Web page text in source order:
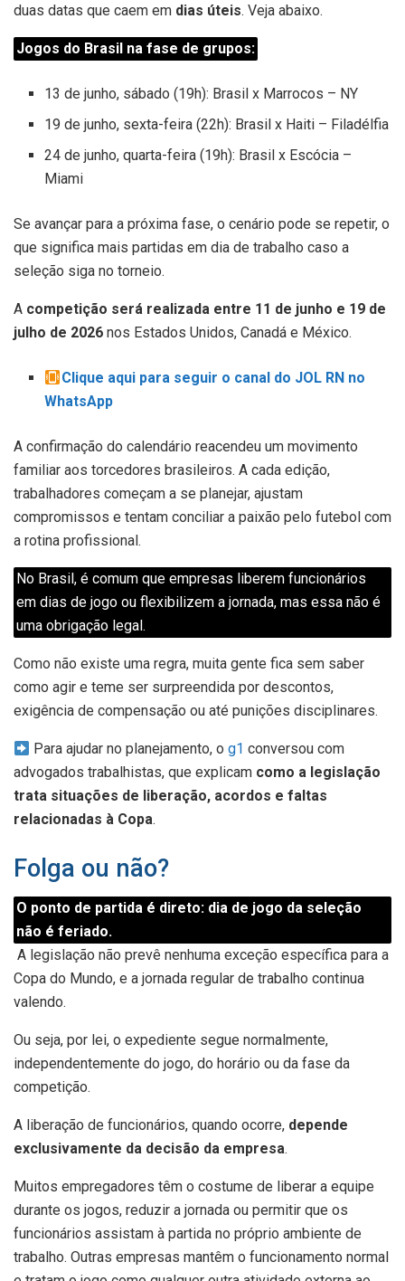
duas datas que caem em dias úteis. Veja abaixo.
Jogos do Brasil na fase de grupos:
13 de junho, sábado (19h): Brasil x Marrocos – NY
19 de junho, sexta-feira (22h): Brasil x Haiti – Filadélfia
24 de junho, quarta-feira (19h): Brasil x Escócia –
Miami
Se avançar para a próxima fase, o cenário pode se repetir, o
que significa mais partidas em dia de trabalho caso a
seleção siga no torneio.
A competição será realizada entre 11 de junho e 19 de
julho de 2026 nos Estados Unidos, Canadá e México.
Clique aqui para seguir o canal do JOL RN no
WhatsApp
A confirmação do calendário reacendeu um movimento
familiar aos torcedores brasileiros. A cada edição,
trabalhadores começam a se planejar, ajustam
compromissos e tentam conciliar a paixão pelo futebol com
a rotina profissional.
No Brasil, é comum que empresas liberem funcionários
em dias de jogo ou flexibilizem a jornada, mas essa não é
uma obrigação legal.
Como não existe uma regra, muita gente fica sem saber
como agir e teme ser surpreendida por descontos,
exigência de compensação ou até punições disciplinares.
Para ajudar no planejamento, og1conversou com
advogados trabalhistas, que explicam como a legislação
trata situações de liberação, acordos e faltas
relacionadas à Copa.
Folga ou não?
O ponto de partida é direto: dia de jogo da seleção
não é feriado.
A legislação não prevê nenhuma exceção específica para a
Copa do Mundo, e a jornada regular de trabalho continua
valendo.
Ou seja, por lei, o expediente segue normalmente,
independentemente do jogo, do horário ou da fase da
competição.
A liberação de funcionários, quando ocorre, depende
exclusivamente da decisão da empresa.
Muitos empregadores têm o costume de liberar a equipe
durante os jogos, reduzir a jornada ou permitir que os
funcionários assistam à partida no próprio ambiente de
trabalho. Outras empresas mantêm o funcionamento normal